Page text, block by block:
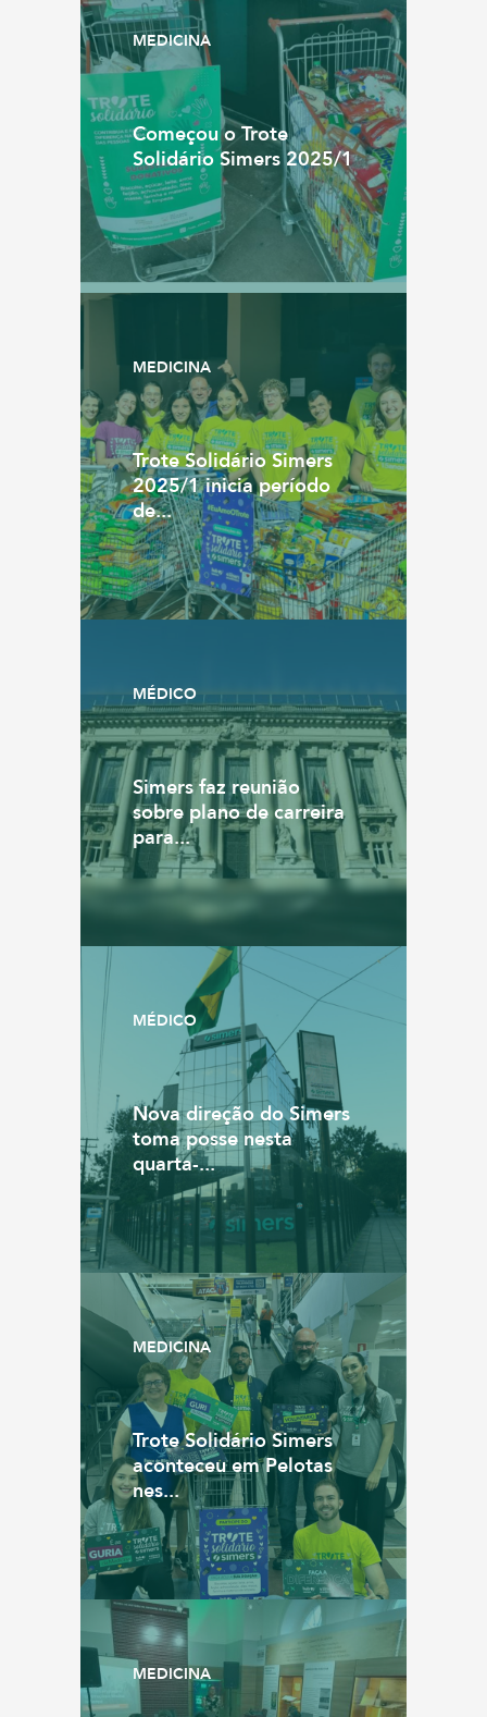
MEDICINA
Começou o Trote
Solidário Simers 2025/1
MEDICINA
Trote Solidário Simers
2025/1 inicia período
de...
MÉDICO
Simers faz reunião
sobre plano de carreira
para...
MÉDICO
Nova direção do Simers
toma posse nesta
quarta-...
MEDICINA
Trote Solidário Simers
aconteceu em Pelotas
nes...
MEDICINA